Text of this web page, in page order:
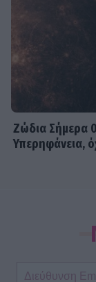
Ζώδια Σήμερα
Υπερηφάνεια,